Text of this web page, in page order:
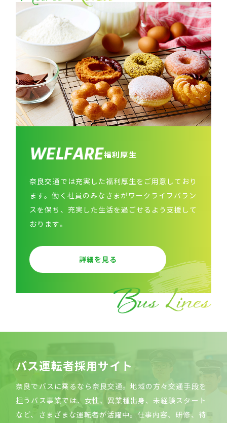
WELFARE福利厚生
奈良交通では充実した福利厚生をご用意しており
ます。働く社員のみなさまがワークライフバラン
スを保ち、充実した生活を過ごせるよう支援して
おります。
詳細を見る
バス運転者採用サイ ト
奈良でバスに乗るなら奈良交通。地域の方々交通手段を
担うバス事業では、女性、異業種出身、未経験スタート
など、さまざまな運転者が活躍中。仕事内容、研修、待